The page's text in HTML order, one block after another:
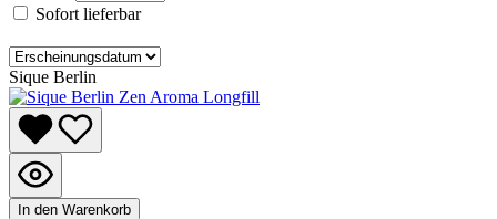
Sofort lieferbar
Sique Berlin
In den Warenkorb